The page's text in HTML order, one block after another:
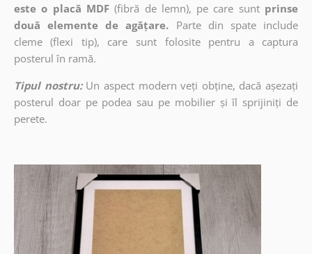
este o placă MDF (fibră de lemn), pe care sunt prinse
două elemente de agățare. Parte din spate include
cleme (flexi tip), care sunt folosite pentru a captura
posterul în ramă.
Tipul nostru: Un aspect modern veți obține, dacă așezați
posterul doar pe podea sau pe mobilier și îl sprijiniți de
perete.